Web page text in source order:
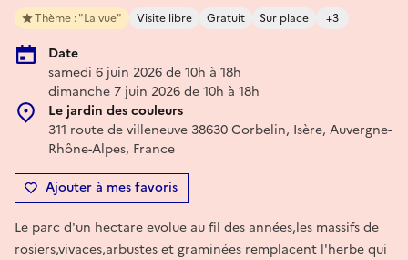
Thème : "La vue" Visite libre Gratuit Sur place +3
Date
samedi 6 juin 2026 de 10h à 18h
dimanche 7 juin 2026 de 10h à 18h
Le jardin des couleurs
311 route de villeneuve 38630 Corbelin, Isère, Auvergne-
Rhône-Alpes, France
Ajouter à mes favoris
Le parc d'un hectare evolue au fil des années,les massifs de
rosiers,vivaces,arbustes et graminées remplacent l'herbe qui